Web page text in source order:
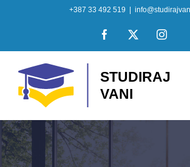
+387 33 492 519
Facebook
X